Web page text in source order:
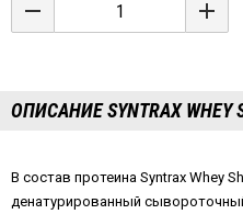
ОПИСАНИЕ SYNTRAX WHEY
В состав протеина Syntrax Whey
денатурированный